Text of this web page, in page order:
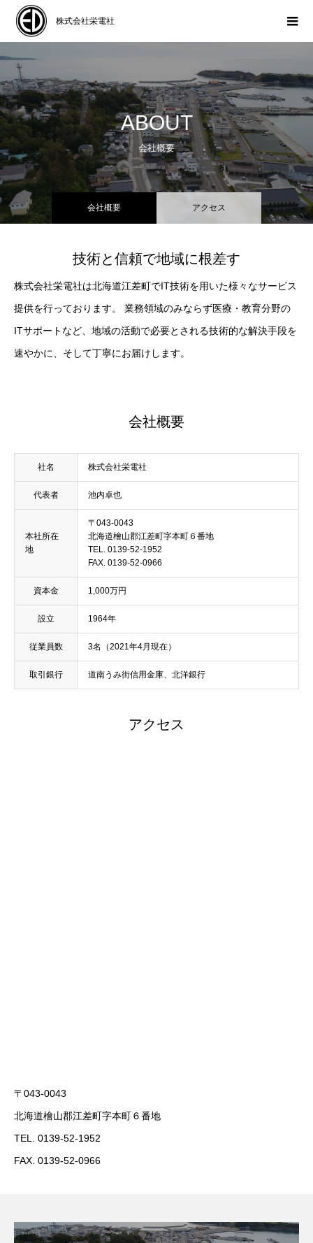
株式会社栄電社
ABOUT
会社概要
会社概要 アクセス
技術と信頼で地域に根差す
株式会社栄電社は北海道江差町でIT技術を用いた様々なサービス
提供を行っております。 業務領域のみならず医療・教育分野の
ITサポートなど、地域の活動で必要とされる技術的な解決手段を
速やかに、そして丁寧にお届けします。
会社概要
社名 株式会社栄電社
代表者 池内卓也
本社所在
地
〒043-0043
北海道檜山郡江差町字本町６番地
TEL. 0139-52-1952
FAX. 0139-52-0966
資本金 1,000万円
設立 1964年
従業員数 3名（2021年4月現在）
取引銀行 道南うみ街信用金庫、北洋銀行
アクセス
〒043-0043
北海道檜山郡江差町字本町６番地
TEL. 0139-52-1952
FAX. 0139-52-0966